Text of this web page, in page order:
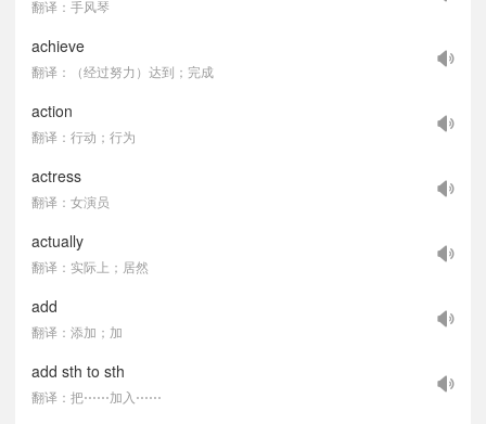
翻译：手风琴
achieve
翻译：（经过努力）达到；完成
action
翻译：行动；行为
actress
翻译：女演员
actually
翻译：实际上；居然
add
翻译：添加；加
add sth to sth
翻译：把⋯⋯加入⋯⋯